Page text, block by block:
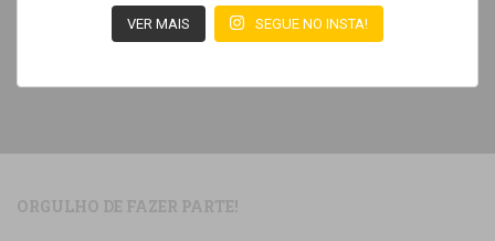
VER MAIS SEGUE NO INSTA!
ORGULHO DE FAZER PARTE!